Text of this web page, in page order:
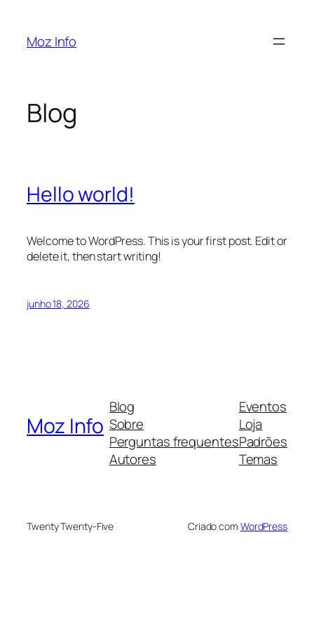
Moz Info
Blog
Hello world!
Welcome to WordPress. This is your first post. Edit or
delete it, then start writing!
junho 18, 2026
Moz Info
Blog
Sobre
Perguntas frequentes
Autores
Eventos
Loja
Padrões
Temas
Twenty Twenty-Five Criado com WordPress